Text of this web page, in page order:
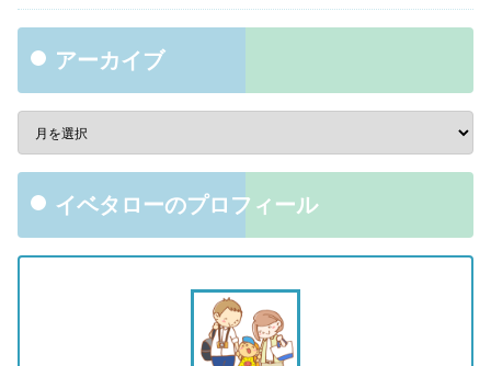
アーカイブ
イベタローのプロフィール